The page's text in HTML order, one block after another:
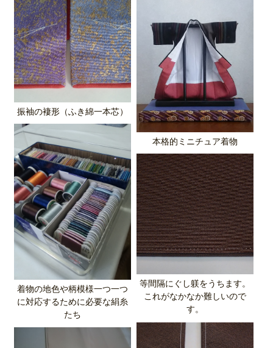
振袖の褄形（ふき綿一本芯）
本格的ミニチュア着物
着物の地色や柄模様一つ一つ
に対応するために必要な絹糸
たち
等間隔にぐし躾をうちます。
これがなかなか難しいので
す。